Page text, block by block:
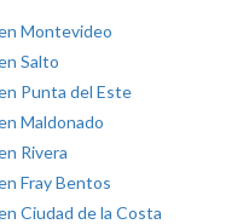
Montevideo
Salto
Punta del Este
Maldonado
Rivera
Fray Bentos
Ciudad de la Costa